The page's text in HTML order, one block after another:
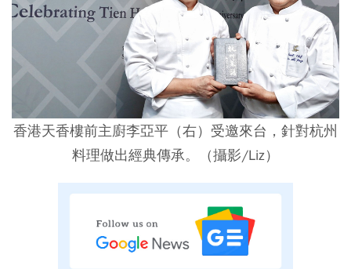
香港天香樓前主廚李亞平（右）受邀來台，針對杭州
料理做出經典傳承。（攝影/Liz）